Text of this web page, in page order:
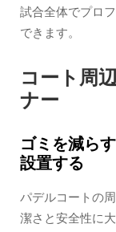
試合全体でプロ
できます。
コート周
ナー
ゴミを減ら
設置する
パデルコートの
潔さと安全性に